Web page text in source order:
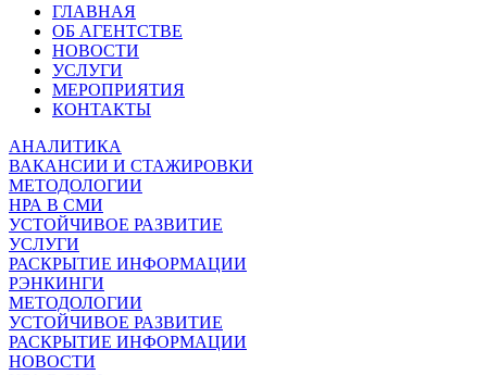
ГЛАВНАЯ
ОБ АГЕНТСТВЕ
НОВОСТИ
УСЛУГИ
МЕРОПРИЯТИЯ
КОНТАКТЫ
АНАЛИТИКА
ВАКАНСИИ И СТАЖИРОВКИ
МЕТОДОЛОГИИ
НРА В СМИ
УСТОЙЧИВОЕ РАЗВИТИЕ
УСЛУГИ
РАСКРЫТИЕ ИНФОРМАЦИИ
РЭНКИНГИ
МЕТОДОЛОГИИ
УСТОЙЧИВОЕ РАЗВИТИЕ
РАСКРЫТИЕ ИНФОРМАЦИИ
НОВОСТИ